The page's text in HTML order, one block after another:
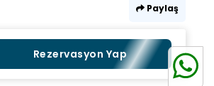
Paylaş
Rezervasyon Yap